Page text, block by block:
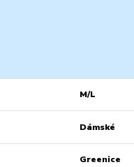
M/L
Dámské
Greenice